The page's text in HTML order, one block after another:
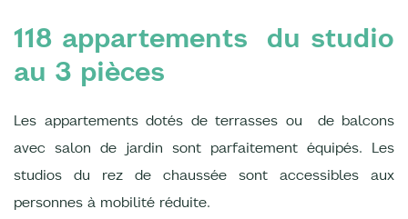
118 appartements du studio
au 3 pièces
Les appartements dotés de terrasses ou de balcons
avec salon de jardin sont parfaitement équipés. Les
studios du rez de chaussée sont accessibles aux
personnes à mobilité réduite.